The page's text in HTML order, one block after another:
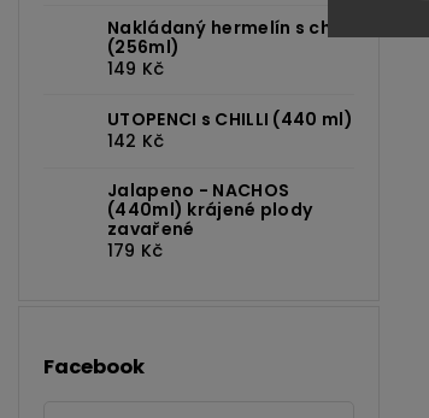
Nakládaný hermelín s chilli
(256ml)
149 Kč
UTOPENCI s CHILLI (440 ml)
142 Kč
Jalapeno - NACHOS
(440ml) krájené plody
zavařené
179 Kč
Facebook